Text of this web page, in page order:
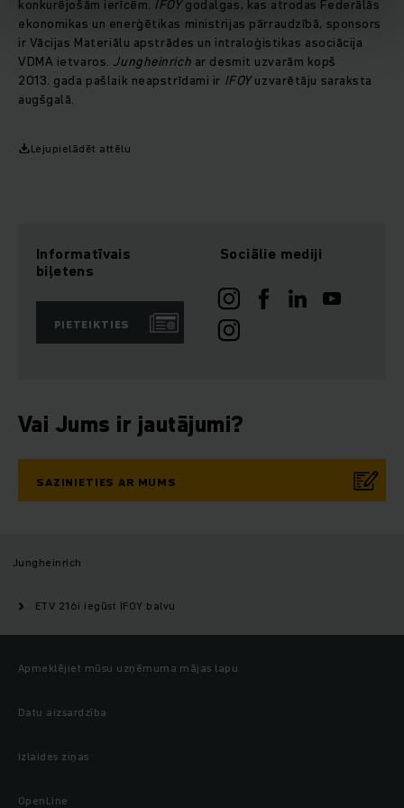
konkurējošām ierīcēm. IFOYgodalgas, kas atrodas Federālās
ekonomikas un enerģētikas ministrijas pārraudzībā, sponsors
ir Vācijas Materiālu apstrādes un intraloģistikas asociācija
VDMA ietvaros. Jungheinrich ar desmit uzvarām kopš
2013. gada pašlaik neapstrīdami ir IFOYuzvarētāju saraksta
augšgalā.
Lejupielādēt attēlu
Informatīvais
biļetens
PIETEIKTIES
Sociālie mediji
Vai Jums ir jautājumi?
SAZINIETIES AR MUMS
Jungheinrich
ETV 216i iegūst IFOY balvu
Apmeklējiet mūsu uzņēmuma mājas lapu
Datu aizsardzība
Izlaides ziņas
OpenLine